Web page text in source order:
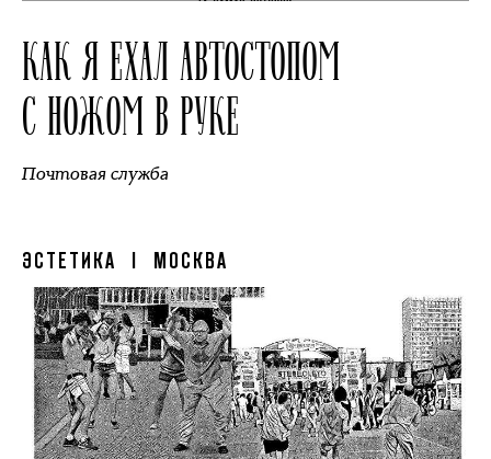
КАК Я ЕХАЛ АВТОСТОПОМ
С НОЖОМ В РУКЕ
Почтовая служба
ЭСТЕТИКА | МОСКВА